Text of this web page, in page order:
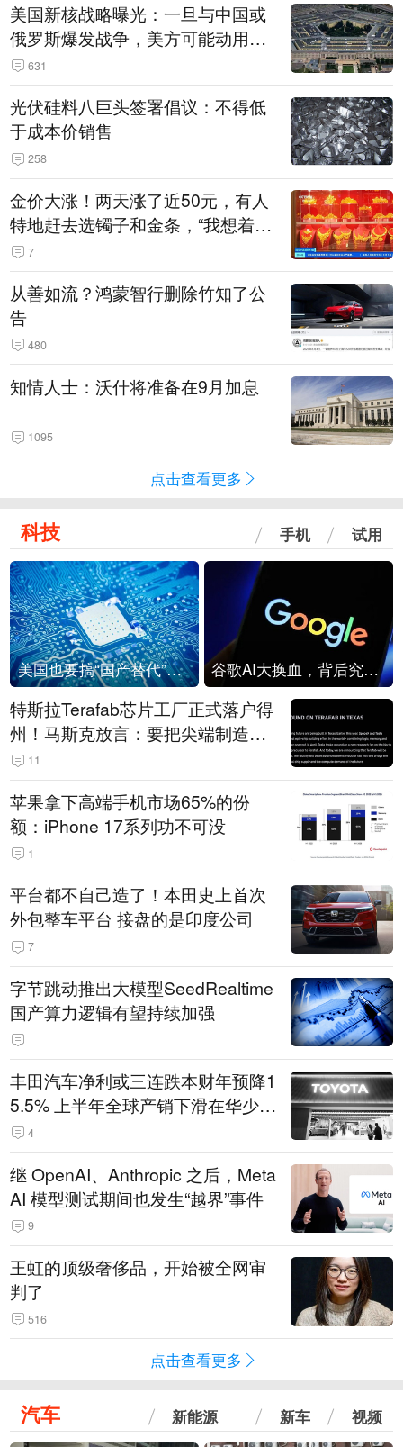
美国新核战略曝光：一旦与中国或
俄罗斯爆发战争，美方可能动用战
术核武器
631
光伏硅料八巨头签署倡议：不得低
于成本价销售
258
金价大涨！两天涨了近50元，有人
特地赶去选镯子和金条，“我想着买
起来可以保值，小批量进一些货”
7
从善如流？鸿蒙智行删除竹知了公
告
480
知情人士：沃什将准备在9月加息
1095
点击查看更多
科技 手机 试用
美国也要搞“国产替代”？先算清三笔账 谷歌AI大换血，背后究竟发生了什么？
特斯拉Terafab芯片工厂正式落户得
州！马斯克放言：要把尖端制造带
回美国
11
苹果拿下高端手机市场65%的份
额：iPhone 17系列功不可没
1
平台都不自己造了！本田史上首次
外包整车平台 接盘的是印度公司
7
字节跳动推出大模型SeedRealtime
国产算力逻辑有望持续加强
丰田汽车净利或三连跌本财年预降1
5.5% 上半年全球产销下滑在华少卖
14.3万辆
4
继 OpenAI、Anthropic 之后，Meta
AI 模型测试期间也发生“越界”事件
9
王虹的顶级奢侈品，开始被全网审
判了
516
点击查看更多
汽车 新能源 新车 视频